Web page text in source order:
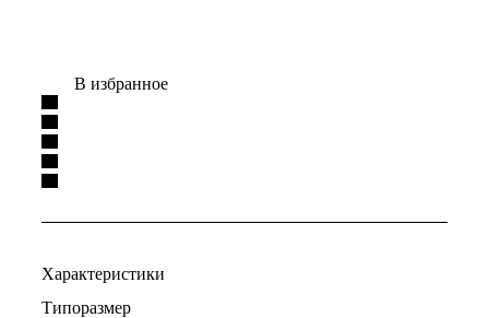
В избранное
Характеристики
Типоразмер